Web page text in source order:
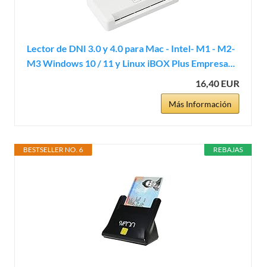
Lector de DNI 3.0 y 4.0 para Mac - Intel- M1 - M2-
M3 Windows 10 / 11 y Linux iBOX Plus Empresa...
16,40 EUR
Más Información
REBAJAS
BESTSELLER NO. 6